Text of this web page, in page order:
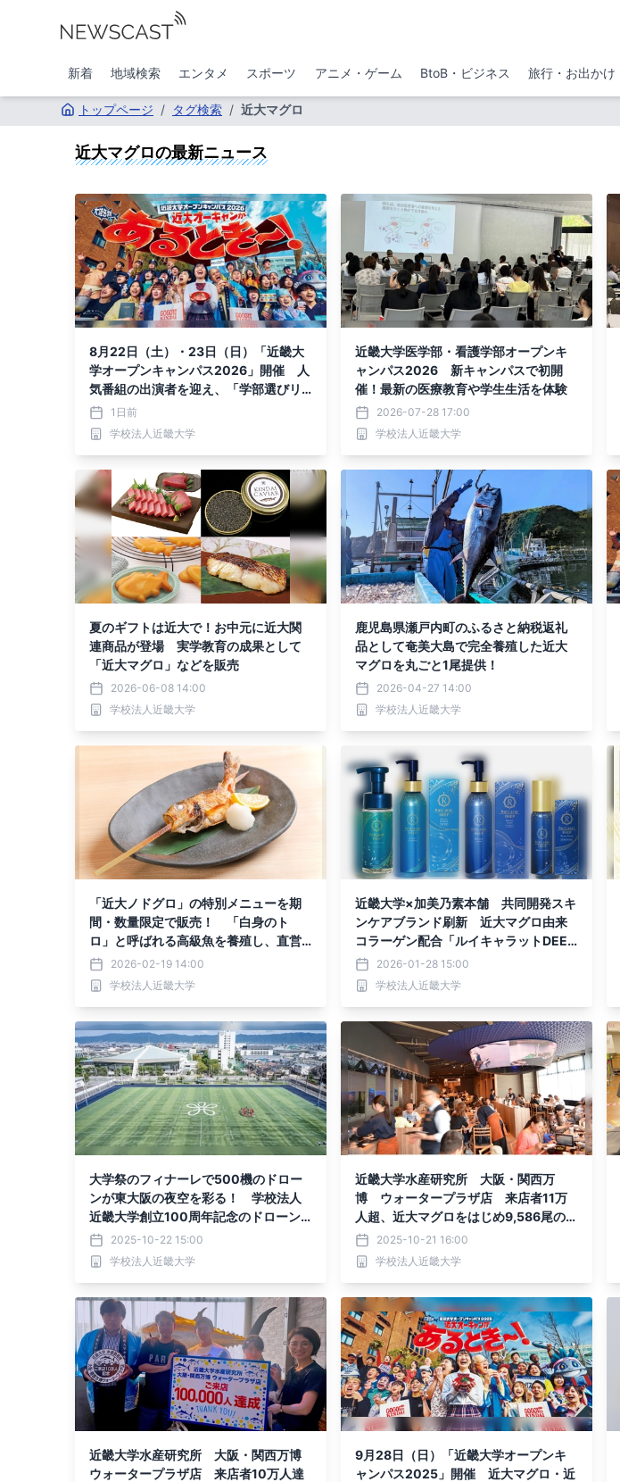
新着 地域検索 エンタメ スポーツ アニメ・ゲーム BtoB・ビジネス 旅行・お出かけ
トップページ / タグ検索 / 近大マグロ
近大マグロの最新ニュース
8月22日（土）・23日（日）「近畿大
学オープンキャンパス2026」開催 人
気番組の出演者を迎え、「学部選びリ
アリティショー」を実施
1日前
学校法人近畿大学
近畿大学医学部・看護学部オープンキ
ャンパス2026 新キャンパスで初開
催！最新の医療教育や学生生活を体験
2026-07-28 17:00
学校法人近畿大学
夏のギフトは近大で！お中元に近大関
連商品が登場 実学教育の成果として
「近大マグロ」などを販売
2026-06-08 14:00
学校法人近畿大学
鹿児島県瀬戸内町のふるさと納税返礼
品として奄美大島で完全養殖した近大
マグロを丸ごと1尾提供！
2026-04-27 14:00
学校法人近畿大学
「近大ノドグロ」の特別メニューを期
間・数量限定で販売！ 「白身のト
ロ」と呼ばれる高級魚を養殖し、直営
店で初提供
2026-02-19 14:00
学校法人近畿大学
近畿大学×加美乃素本舗 共同開発スキ
ンケアブランド刷新 近大マグロ由来
コラーゲン配合「ルイキャラットDEE
P」4品を発売
2026-01-28 15:00
学校法人近畿大学
大学祭のフィナーレで500機のドロー
ンが東大阪の夜空を彩る！ 学校法人
近畿大学創立100周年記念のドローン
ショーを実施
2025-10-22 15:00
学校法人近畿大学
近畿大学水産研究所 大阪・関西万
博 ウォータープラザ店 来店者11万
人超、近大マグロをはじめ9,586尾の養
殖魚を提供
2025-10-21 16:00
学校法人近畿大学
近畿大学水産研究所 大阪・関西万博
ウォータープラザ店 来店者10万人達
9月28日（日）「近畿大学オープンキ
ャンパス2025」開催 近大マグロ・近